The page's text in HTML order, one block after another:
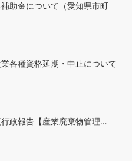
助金について（愛知県市町
各種資格延期・中止について
政報告【産業廃棄物管理…